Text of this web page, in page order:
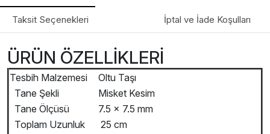
Taksit Seçenekleri İptal ve İade Koşulları
ÜRÜN ÖZELLİKLERİ
Tesbih Malzemesi
Oltu Taşı
Tane Şekli
Misket Kesim
Tane Ölçüsü
7.5 x 7.5 mm
Toplam Uzunluk
25 cm